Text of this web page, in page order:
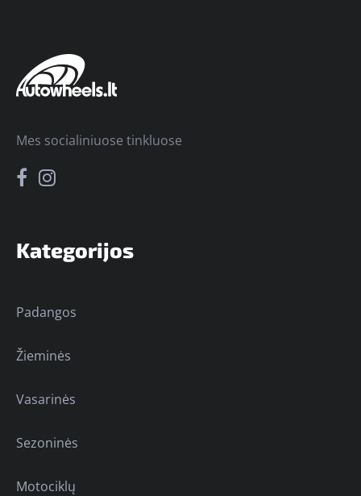
Kategorijos
Padangos
Žieminės
Vasarinės
Sezoninės
Motociklų
Mes socialiniuose tinkluose